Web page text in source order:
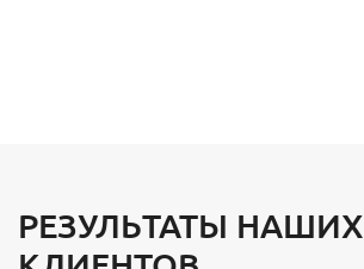
РЕЗУЛЬТАТЫ НАШИХ